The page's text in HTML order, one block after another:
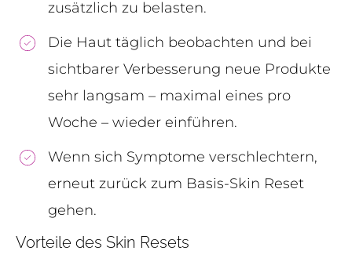
zusätzlich zu belasten.
Die Haut täglich beobachten und bei
sichtbarer Verbesserung neue Produkte
sehr langsam – maximal eines pro
Woche – wieder einführen.
Wenn sich Symptome verschlechtern,
erneut zurück zum Basis-Skin Reset
gehen.
Vorteile des Skin Resets